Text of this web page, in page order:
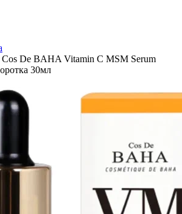
De BAHA Vitamin C MSM Serum
30мл